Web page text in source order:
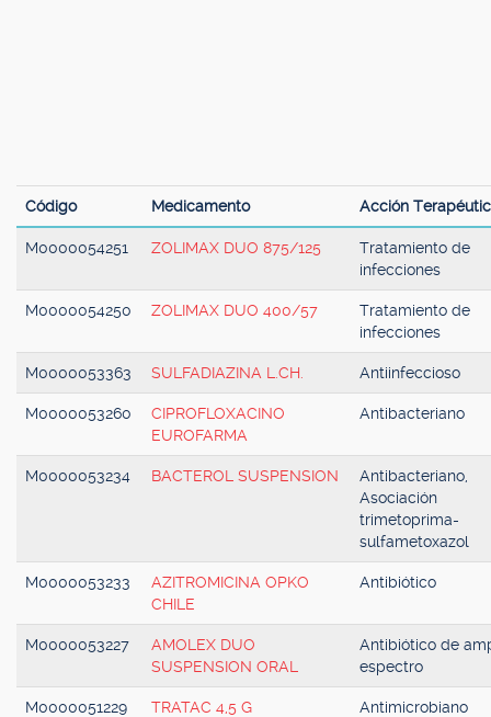
Código Medicamento Acción
M0000054251 ZOLIMAX DUO 875/125
Tratamiento de
infecciones
M0000054250 ZOLIMAX DUO 400/57
Tratamiento de
infecciones
M0000053363 SULFADIAZINA L.CH. Antiinfeccioso
M0000053260
CIPROFLOXACINO
EUROFARMA
Antibacteriano
M0000053234 BACTEROL SUSPENSION
Antibacteriano,
Asociación
trimetoprima-
sulfametoxazol
M0000053233
AZITROMICINA OPKO
CHILE
Antibiótico
M0000053227
AMOLEX DUO
SUSPENSION ORAL
Antibiótico de
espectro
M0000051229 TRATAC 4,5 G Antimicrobiano